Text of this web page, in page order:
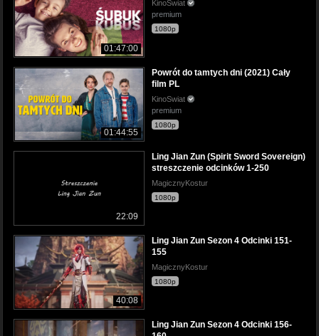
01:47:00
KinoSwiat
premium
1080p
01:44:55
Powrót do tamtych dni (2021) Cały
film PL
KinoSwiat
premium
1080p
22:09
Ling Jian Zun (Spirit Sword Sovereign)
streszczenie odcinków 1-250
MagicznyKostur
1080p
40:08
Ling Jian Zun Sezon 4 Odcinki 151-
155
MagicznyKostur
1080p
Ling Jian Zun Sezon 4 Odcinki 156-